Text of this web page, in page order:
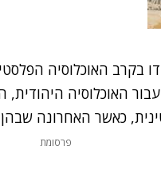
בקרב האוכלוסיה
כאשר האחרונה
פרסומת